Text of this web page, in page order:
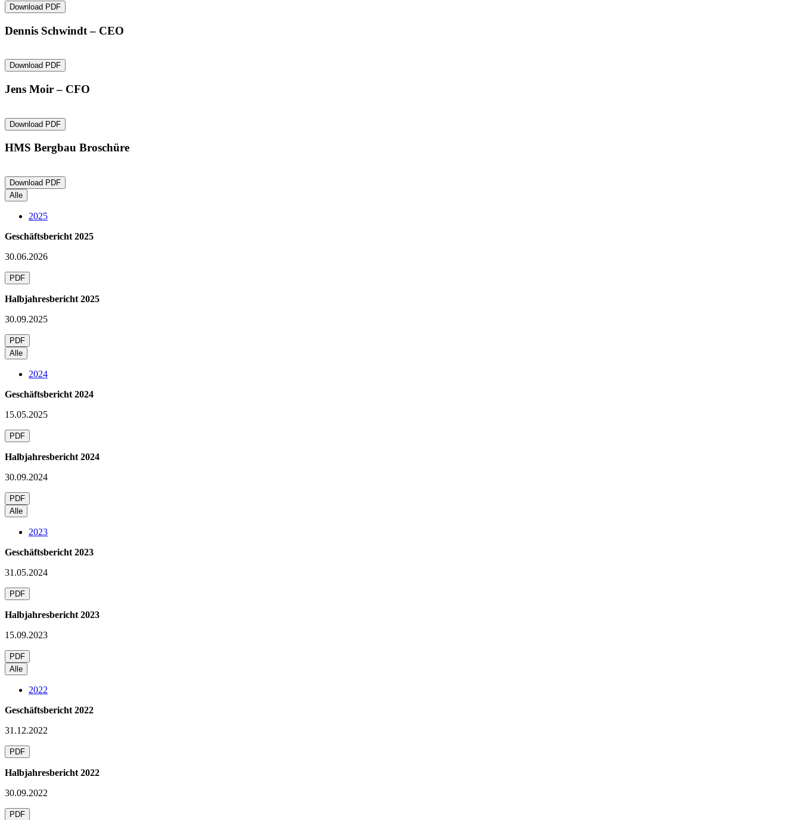
Download PDF
Dennis Schwindt – CEO
Download PDF
Jens Moir – CFO
Download PDF
HMS Bergbau Broschüre
Download PDF
Alle
2025
Geschäftsbericht 2025
30.06.2026
PDF
Halbjahresbericht 2025
30.09.2025
PDF
Alle
2024
Geschäftsbericht 2024
15.05.2025
PDF
Halbjahresbericht 2024
30.09.2024
PDF
Alle
2023
Geschäftsbericht 2023
31.05.2024
PDF
Halbjahresbericht 2023
15.09.2023
PDF
Alle
2022
Geschäftsbericht 2022
31.12.2022
PDF
Halbjahresbericht 2022
30.09.2022
PDF